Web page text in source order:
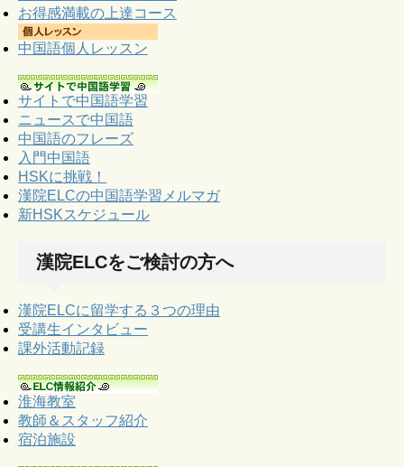
お得感満載の上達コース
中国語個人レッスン
サイトで中国語学習
ニュースで中国語
中国語のフレーズ
入門中国語
HSKに挑戦！
漢院ELCの中国語学習メルマガ
新HSKスケジュール
漢院ELCをご検討の方へ
漢院ELCに留学する３つの理由
受講生インタビュー
課外活動記録
淮海教室
教師＆スタッフ紹介
宿泊施設